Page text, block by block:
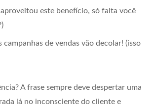
este benefício, só falta você
campanhas de vendas vão decolar! (isso
A frase sempre deve despertar uma
lá no inconsciente do cliente e